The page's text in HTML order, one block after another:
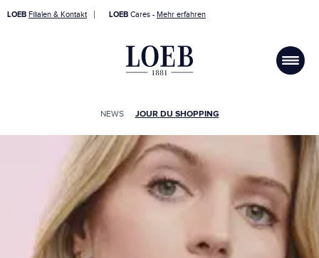
LOEB Filialen & Kontakt LOEB Cares - Mehr erfahren
NEWS JOUR DU SHOPPING